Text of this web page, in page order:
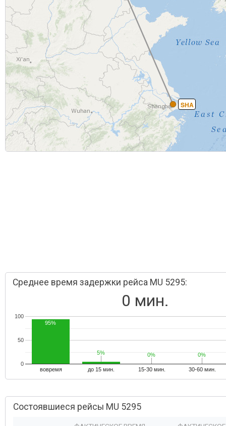
SHA
Среднее время задержки рейса MU 5295:
0 мин.
вовремя до 15 мин. 15-30 мин. 30-60 мин.
0
50
100
95%
5%
5% 0%
0% 0%
0%
Состоявшиеся рейсы MU 5295